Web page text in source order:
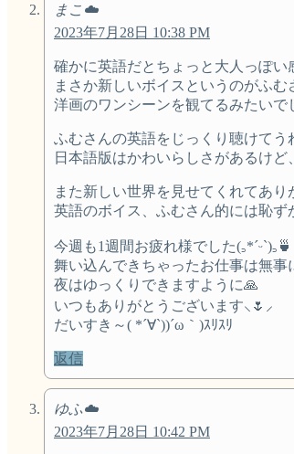
まこ☁️
2023年7月28日 10:38 PM
確かに英語だとちょっと大人っぽい
まさか新しいボイスというのがふ
洋画のワンシーンを観てるみたいで
ふむさんの英語をじっくり聴けてう
日本語版はかわいらしさがあるけ
また新しい世界を見せてくれてあ
英語のボイス、ふむさん的には恥ず
今週も1週間お疲れ様でした‪(꜆*ˊᵕˋ)꜆🍵
舞い込んできちゃったお仕事は無事
夜はゆっくりできますように🙏
いつもありがとうございます⸜🌷︎⸝‍
だいすき～( *´∀`))´ω｀)ｽﾘｽﾘ
返信
ゆふ☁️
2023年7月28日 10:42 PM